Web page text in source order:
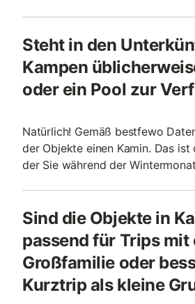
Steht in den
Kampen
oder ein Pool zur
Natürlich! Gemäß bestfewo
der Objekte einen Kamin. Das
der Sie während der
Sind die Objekte in
passend für Trips mit
Großfamilie oder
Kurztrip als kleine